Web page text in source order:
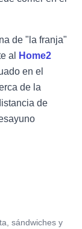
de "la franja"
al
Home2
en el
de la
de
sándwiches y